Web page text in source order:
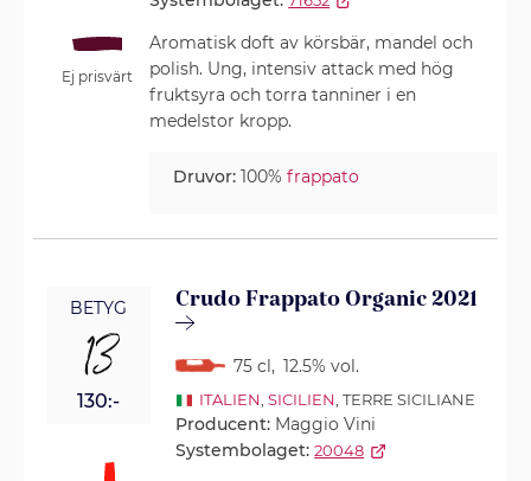
Ej prisvärt
Aromatisk doft av körsbär, mandel och
polish. Ung, intensiv attack med hög
fruktsyra och torra tanniner i en
medelstor kropp.
Druvor: 100%frappato
BETYG
13
130:-
Crudo Frappato Organic 2021
75 cl, 12.5% vol.
ITALIEN SICILIEN , TERRE SICILIANE
Producent: Maggio Vini
Systembolaget: 20048